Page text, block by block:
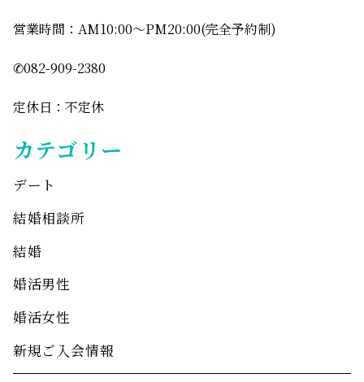
営業時間：AM10:00〜PM20:00(完全予約制)
✆082-909-2380
定休日：不定休
カテゴリー
デート
結婚相談所
結婚
婚活男性
婚活女性
新規ご入会情報